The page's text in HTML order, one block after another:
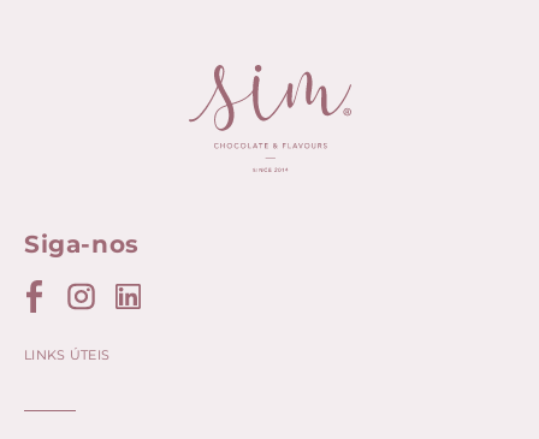
Siga-nos
LINKS ÚTEIS